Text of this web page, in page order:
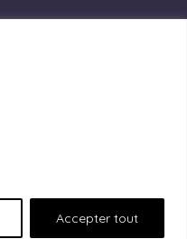
Accepter tout